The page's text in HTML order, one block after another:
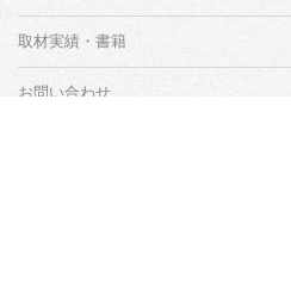
取材実績・書籍
お問い合わせ